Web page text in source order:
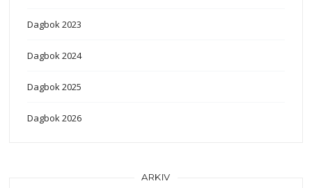
Dagbok 2023
Dagbok 2024
Dagbok 2025
Dagbok 2026
ARKIV